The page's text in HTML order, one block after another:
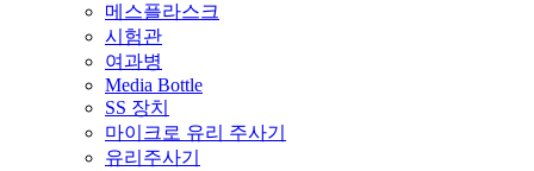
메스플라스크
시험관
여과병
Media Bottle
SS 장치
마이크로 유리 주사기
유리주사기